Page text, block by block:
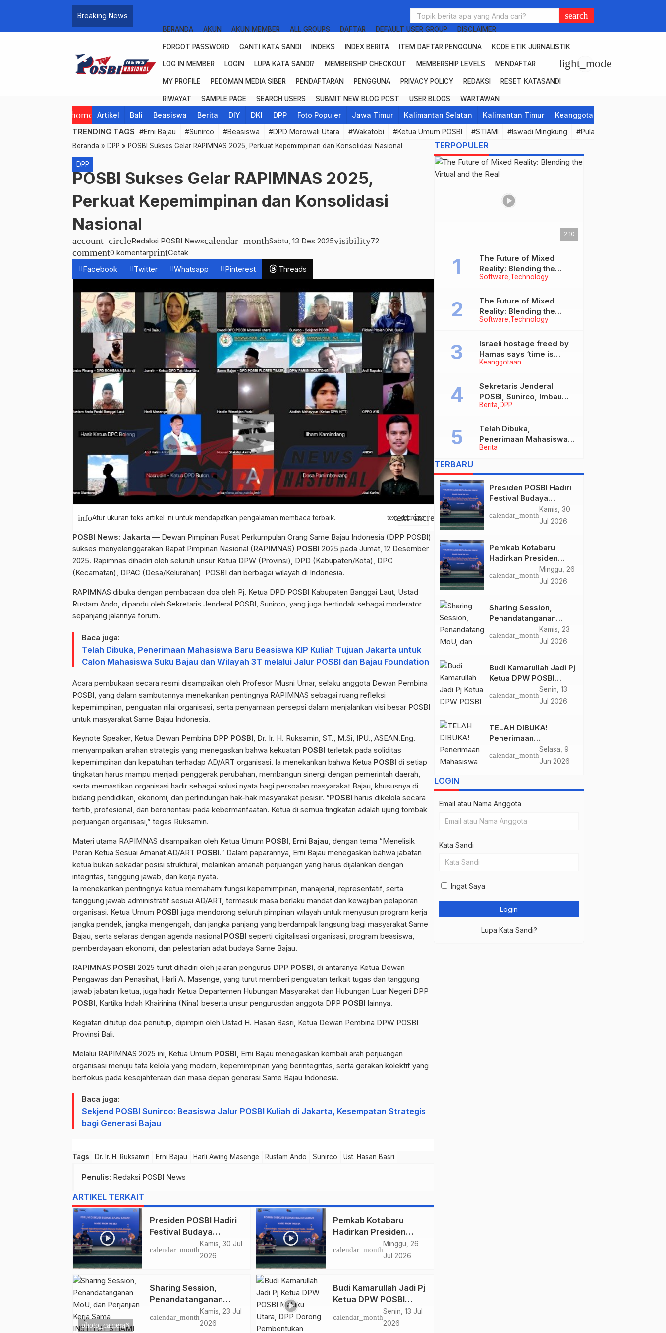
Breaking News search
BERANDA AKUN AKUN MEMBER ALL GROUPS DAFTAR DEFAULT USER GROUP DISCLAIMER
FORGOT PASSWORD GANTI KATA SANDI INDEKS INDEX BERITA ITEM DAFTAR PENGGUNA KODE ETIK JURNALISTIK
LOG IN MEMBER LOGIN LUPA KATA SANDI? MEMBERSHIP CHECKOUT MEMBERSHIP LEVELS MENDAFTAR
MY PROFILE PEDOMAN MEDIA SIBER PENDAFTARAN PENGGUNA PRIVACY POLICY REDAKSI RESET KATASANDI
RIWAYAT SAMPLE PAGE SEARCH USERS SUBMIT NEW BLOG POST USER BLOGS WARTAWAN
light_mode
home Artikel Bali Beasiswa Berita DIY DKI DPP Foto Populer Jawa Timur Kalimantan Selatan Kalimantan Timur Keanggotaan
TRENDING TAGS #Erni Bajau #Sunirco #Beasiswa #DPD Morowali Utara #Wakatobi #Ketua Umum POSBI #STIAMI #Iswadi Mingkung #Pulau Kera
Beranda » DPP » POSBI Sukses Gelar RAPIMNAS 2025, Perkuat Kepemimpinan dan Konsolidasi Nasional
DPP
POSBI Sukses Gelar RAPIMNAS 2025,
Perkuat Kepemimpinan dan Konsolidasi
Nasional
account_circleRedaksi POSBI Newscalendar_monthSabtu, 13 Des 2025visibility72
comment0 komentarprintCetak
Facebook
Twitter Whatsapp Pinterest Threads
infoAtur ukuran teks artikel ini untuk mendapatkan pengalaman membaca terbaik. text_decrease
text_increase
POSBI News: Jakarta — Dewan Pimpinan Pusat Perkumpulan Orang Same Bajau Indonesia (DPP POSBI)
sukses menyelenggarakan Rapat Pimpinan Nasional (RAPIMNAS) POSBI 2025 pada Jumat, 12 Desember
2025. Rapimnas dihadiri oleh seluruh unsur Ketua DPW (Provinsi), DPD (Kabupaten/Kota), DPC
(Kecamatan), DPAC (Desa/Kelurahan) POSBI dari berbagai wilayah di Indonesia.
RAPIMNAS dibuka dengan pembacaan doa oleh Pj. Ketua DPD POSBI Kabupaten Banggai Laut, Ustad
Rustam Ando, dipandu oleh Sekretaris Jenderal POSBI, Sunirco, yang juga bertindak sebagai moderator
sepanjang jalannya forum.
Baca juga:
Telah Dibuka, Penerimaan Mahasiswa Baru Beasiswa KIP Kuliah Tujuan Jakarta untuk
Calon Mahasiswa Suku Bajau dan Wilayah 3T melalui Jalur POSBI dan Bajau Foundation
Acara pembukaan secara resmi disampaikan oleh Profesor Musni Umar, selaku anggota Dewan Pembina
POSBI, yang dalam sambutannya menekankan pentingnya RAPIMNAS sebagai ruang refleksi
kepemimpinan, penguatan nilai organisasi, serta penyamaan persepsi dalam menjalankan visi besar POSBI
untuk masyarakat Same Bajau Indonesia.
Keynote Speaker, Ketua Dewan Pembina DPP POSBI, Dr. Ir. H. Ruksamin, ST., M.Si, IPU., ASEAN.Eng.
menyampaikan arahan strategis yang menegaskan bahwa kekuatan POSBI terletak pada soliditas
kepemimpinan dan kepatuhan terhadap AD/ART organisasi. Ia menekankan bahwa Ketua POSBI di setiap
tingkatan harus mampu menjadi penggerak perubahan, membangun sinergi dengan pemerintah daerah,
serta memastikan organisasi hadir sebagai solusi nyata bagi persoalan masyarakat Bajau, khususnya di
bidang pendidikan, ekonomi, dan perlindungan hak-hak masyarakat pesisir. “POSBI harus dikelola secara
tertib, profesional, dan berorientasi pada kebermanfaatan. Ketua di semua tingkatan adalah ujung tombak
perjuangan organisasi,” tegas Ruksamin.
Materi utama RAPIMNAS disampaikan oleh Ketua Umum POSBI, Erni Bajau, dengan tema “Menelisik
Peran Ketua Sesuai Amanat AD/ART POSBI.” Dalam paparannya, Erni Bajau menegaskan bahwa jabatan
ketua bukan sekadar posisi struktural, melainkan amanah perjuangan yang harus dijalankan dengan
integritas, tanggung jawab, dan kerja nyata.
Ia menekankan pentingnya ketua memahami fungsi kepemimpinan, manajerial, representatif, serta
tanggung jawab administratif sesuai AD/ART, termasuk masa berlaku mandat dan kewajiban pelaporan
organisasi. Ketua Umum POSBI juga mendorong seluruh pimpinan wilayah untuk menyusun program kerja
jangka pendek, jangka mengengah, dan jangka panjang yang berdampak langsung bagi masyarakat Same
Bajau, serta selaras dengan agenda nasional POSBI seperti digitalisasi organisasi, program beasiswa,
pemberdayaan ekonomi, dan pelestarian adat budaya Same Bajau.
RAPIMNAS POSBI 2025 turut dihadiri oleh jajaran pengurus DPP POSBI, di antaranya Ketua Dewan
Pengawas dan Penasihat, Harli A. Masenge, yang turut memberi penguatan terkait tugas dan tanggung
jawab jabatan ketua, juga hadir Ketua Departemen Hubungan Masyarakat dan Hubungan Luar Negeri DPP
POSBI, Kartika Indah Khairinina (Nina) beserta unsur pengurusdan anggota DPP POSBI lainnya.
Kegiatan ditutup doa penutup, dipimpin oleh Ustad H. Hasan Basri, Ketua Dewan Pembina DPW POSBI
Provinsi Bali.
Melalui RAPIMNAS 2025 ini, Ketua Umum POSBI, Erni Bajau menegaskan kembali arah perjuangan
organisasi menuju tata kelola yang modern, kepemimpinan yang berintegritas, serta gerakan kolektif yang
berfokus pada kesejahteraan dan masa depan generasi Same Bajau Indonesia.
Baca juga:
Sekjend POSBI Sunirco: Beasiswa Jalur POSBI Kuliah di Jakarta, Kesempatan Strategis
bagi Generasi Bajau
Tags Dr. Ir. H. Ruksamin Erni Bajau Harli Awing Masenge Rustam Ando Sunirco Ust. Hasan Basri
Penulis: Redaksi POSBI News
ARTIKEL TERKAIT
Presiden POSBI Hadiri
Festival Budaya
Saijaan 2026, Jadi
Narasumber Forum
calendar_month
Kamis, 30 Jul
2026
Pemkab Kotabaru
Hadirkan Presiden
POSBI di Festival
Budaya Saijaan 2026,
calendar_month
Minggu, 26
Jul 2026
photo_camera6
Sharing Session,
Penandatanganan
MoU, dan Perjanjian
Kerja Sama INSTITUT
calendar_month
Kamis, 23 Jul
2026
Budi Kamarullah Jadi Pj
Ketua DPW POSBI
Maluku Utara, DPP
Dorong Pembentukan
calendar_month
Senin, 13 Jul
2026
TERPOPULER
2.10
Software Technology
The Future of Mixed
Reality: Blending the
Virtual and the Real
Software Technology
The Future of Mixed
Reality: Blending the
Virtual and the Real
Keanggotaan
Israeli hostage freed by
Hamas says ‘time is
running out’ for captives
harrowing conditions
Berita DPP
Sekretaris Jenderal
POSBI, Sunirco, Imbau
Ketua Wilayah Segera
Berita
Telah Dibuka,
Penerimaan Mahasiswa
Baru Beasiswa KIP Kuliah
Calon Mahasiswa Suku
Bajau dan Wilayah 3T
melalui Jalur POSBI dan
Bajau Foundation
TERBARU
Presiden POSBI Hadiri
Festival Budaya
Saijaan 2026, Jadi
Narasumber Forum
calendar_month
Kamis, 30
Jul 2026
Pemkab Kotabaru
Hadirkan Presiden
POSBI di Festival
Budaya Saijaan 2026,
calendar_month
Minggu, 26
Jul 2026
Sharing Session,
Penandatanganan
MoU, dan Perjanjian
Kerja Sama INSTITUT
Beasiswa Afirmasi
Pendidikan untuk
Masyarakat Suku Bajau
calendar_month
Kamis, 23
Jul 2026
Budi Kamarullah Jadi Pj
Ketua DPW POSBI
Maluku Utara, DPP
Dorong Pembentukan
calendar_month
Senin, 13
Jul 2026
TELAH DIBUKA!
Penerimaan
Mahasiswa Baru
Beasiswa KIP Kuliah
Foundation. Ini Syarat
dan Kampusnya
calendar_month
Selasa, 9
Jun 2026
LOGIN
Email atau Nama Anggota
Kata Sandi
Ingat Saya
Lupa Kata Sandi?